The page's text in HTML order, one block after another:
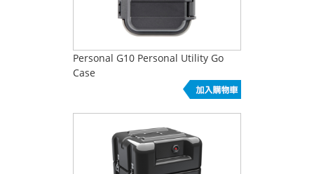
Personal G10 Personal Utility Go
Case